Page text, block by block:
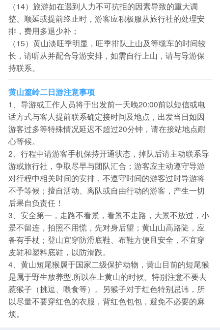
（14）旅游如在遇到人力不可抗拒的因素导致的重大调
整、顺延或提前终止时，游客应积极服从旅行社的处理安
排，费用多退少补；
（15）黄山淡旺季明显，旺季排队上山及等缆车的时间较
长，请听从并配合导游安排，如需自行上山，请与导游保
持联系。
黄山篁岭二日游注意事项
1、导游或工作人员将于出发前一天晚20:00前以短信或电
话方式与客人提前联系确定接时间及地点，出发当日如因
游客过多等特殊情况延迟不超过20分钟，请在接站地点耐
心等候。
2、行程中请游客手机保持开通状态，掉队后请主动联系导
游或旅行社，争取尽早与团队汇合；游客应主动遵守导游
对行程中相关时间的安排，不遵守时间的游客过时导游将
不予等候；擅自活动、离队或自由行动的游客，产生一切
后果自负责任！
3、安全第一，走路不看景，看景不走路，大景不放过，小
景不留连，拍照不用慌，先对身后望；黄山山高路陡，应
备有手杖；登山宜穿防滑底鞋、布鞋方便且安全，不宜穿
皮鞋和塑料底鞋，以防滑跌。
4、黄山短尾猴属于国家二级保护动物，黄山目前的短尾猴
是属于野生放养型.所以在上黄山的时候。特别注意不要去
惹猴子（挑逗、喂食等）。另猴子对于红色特别忌讳，所
以尽量不要穿红色的衣服，背红色包包，避免不必要的麻
烦。